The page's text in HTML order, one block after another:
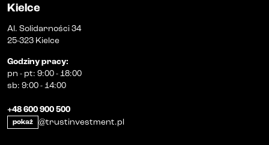
Kielce
Al. Solidarności 34
25-323 Kielce
Godziny pracy:
pn - pt: 9:00 - 18:00
sb: 9:00 - 14:00
+48 600 900 500
pokaż @trustinvestment.pl